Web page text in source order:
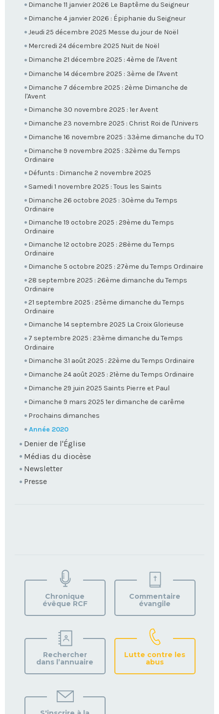
Dimanche 11 janvier 2026 Le Baptême du Seigneur
Dimanche 4 janvier 2026 : Épiphanie du Seigneur
Jeudi 25 décembre 2025 Messe du jour de Noël
Mercredi 24 décembre 2025 Nuit de Noël
Dimanche 21 décembre 2025 : 4ème de l'Avent
Dimanche 14 décembre 2025 : 3ème de l'Avent
Dimanche 7 décembre 2025 : 2ème Dimanche de
l'Avent
Dimanche 30 novembre 2025 : 1er Avent
Dimanche 23 novembre 2025 : Christ Roi de l'Univers
Dimanche 16 novembre 2025 : 33ème dimanche du TO
Dimanche 9 novembre 2025 : 32ème du Temps
Ordinaire
Défunts : Dimanche 2 novembre 2025
Samedi 1 novembre 2025 : Tous les Saints
Dimanche 26 octobre 2025 : 30ème du Temps
Ordinaire
Dimanche 19 octobre 2025 : 29ème du Temps
Ordinaire
Dimanche 12 octobre 2025 : 28ème du Temps
Ordinaire
Dimanche 5 octobre 2025 : 27ème du Temps Ordinaire
28 septembre 2025 : 26ème dimanche du Temps
Ordinaire
21 septembre 2025 : 25ème dimanche du Temps
Ordinaire
Dimanche 14 septembre 2025 La Croix Glorieuse
7 septembre 2025 : 23ème dimanche du Temps
Ordinaire
Dimanche 31 août 2025 : 22ème du Temps Ordinaire
Dimanche 24 août 2025 : 21ème du Temps Ordinaire
Dimanche 29 juin 2025 Saints Pierre et Paul
Dimanche 9 mars 2025 1er dimanche de carême
Prochains dimanches
Année 2020
Denier de l'Église
Médias du diocèse
Newsletter
Presse
VOTRE
PAROISSE
Chronique
évêque RCF
Commentaire
évangile
Rechercher
dans l’annuaire
Lutte contre les
abus